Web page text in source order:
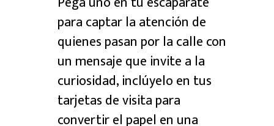
para captar la atención de
quienes pasan por la calle con
un mensaje que invite a la
curiosidad, inclúyelo en tus
tarjetas de visita para
convertir el papel en una